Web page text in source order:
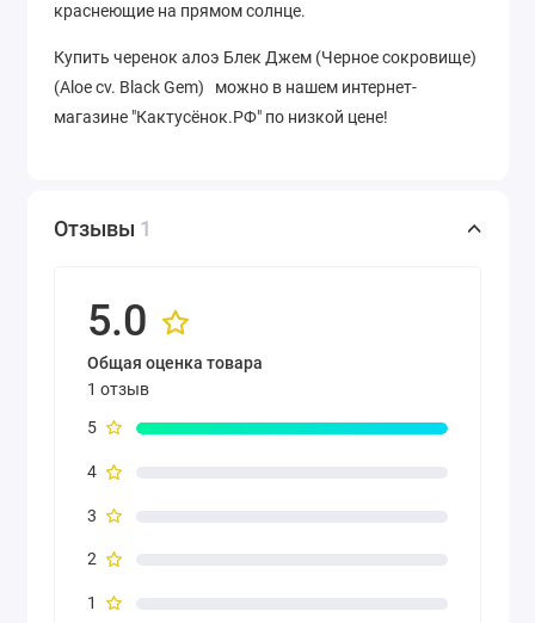
краснеющие на прямом солнце.
Купить черенок алоэ Блек Джем (Черное сокровище)
(Aloe cv. Black Gem) можно в нашем интернет-
магазине "Кактусёнок.РФ" по низкой цене!
Отзывы 1
5.0
Общая оценка товара
1 отзыв
5
4
3
2
1